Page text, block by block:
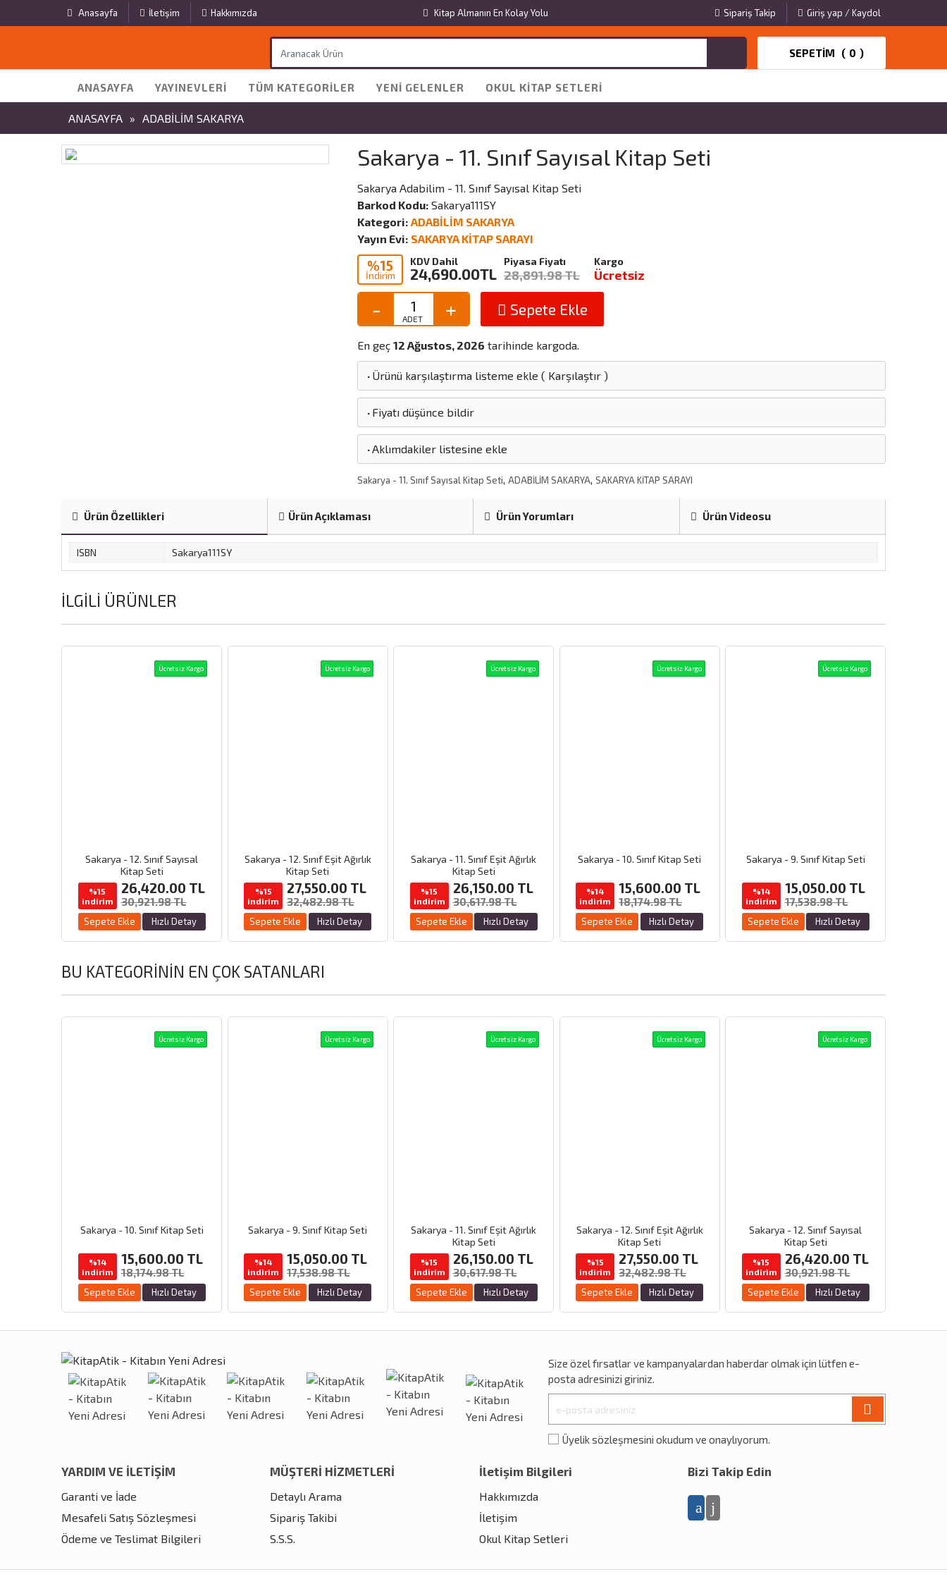
Anasayfa İletişim Hakkımızda Kitap Almanın En Kolay Yolu Sipariş Takip Giriş yap / Kaydol
SEPETIM ( 0 )
ANASAYFA YAYINEVLERI TÜM KATEGORILER YENI GELENLER OKUL KITAP SETLERI
ANASAYFA » ADABİLİM SAKARYA
Sakarya - 11. Sınıf Sayısal Kitap Seti
Sakarya Adabilim - 11. Sınıf Sayısal Kitap Seti
Barkod Kodu: Sakarya111SY
Kategori: ADABİLİM SAKARYA
Yayın Evi: SAKARYA KİTAP SARAYI
%15
İndirim
KDV Dahil
24,690.00TL
Piyasa Fiyatı
28,891.98 TL
Kargo
Ücretsiz
Sepete Ekle
En geç 12 Ağustos, 2026 tarihinde kargoda.
· Ürünü karşılaştırma listeme ekle ( Karşılaştır )
· Fiyatı düşünce bildir
·Aklımdakiler listesine ekle
Sakarya - 11. Sınıf Sayısal Kitap Seti, ADABİLİM SAKARYA, SAKARYA KİTAP SARAYI
Ürün Özellikleri Ürün Açıklaması Ürün Yorumları Ürün Videosu
ISBN Sakarya111SY
İLGILI ÜRÜNLER
Ücretsiz Kargo
Sakarya - 12. Sınıf Sayısal
Kitap Seti
%15
indirim
26,420.00 TL
30,921.98 TL
Sepete Ekle Hızlı Detay
Ücretsiz Kargo
Sakarya - 12. Sınıf Eşit Ağırlık
Kitap Seti
%15
indirim
27,550.00 TL
32,482.98 TL
Sepete Ekle Hızlı Detay
Ücretsiz Kargo
Sakarya - 11. Sınıf Eşit Ağırlık
Kitap Seti
%15
indirim
26,150.00 TL
30,617.98 TL
Sepete Ekle Hızlı Detay
Ücretsiz Kargo
Sakarya - 10. Sınıf Kitap Seti
%14
indirim
15,600.00 TL
18,174.98 TL
Sepete Ekle Hızlı Detay
Ücretsiz Kargo
Sakarya - 9. Sınıf Kitap Seti
%14
indirim
15,050.00 TL
17,538.98 TL
Sepete Ekle Hızlı Detay
BU KATEGORININ EN ÇOK SATANLARI
Ücretsiz Kargo
Sakarya - 10. Sınıf Kitap Seti
%14
indirim
15,600.00 TL
18,174.98 TL
Sepete Ekle Hızlı Detay
Ücretsiz Kargo
Sakarya - 9. Sınıf Kitap Seti
%14
indirim
15,050.00 TL
17,538.98 TL
Sepete Ekle Hızlı Detay
Ücretsiz Kargo
Sakarya - 11. Sınıf Eşit Ağırlık
Kitap Seti
%15
indirim
26,150.00 TL
30,617.98 TL
Sepete Ekle Hızlı Detay
Ücretsiz Kargo
Sakarya - 12. Sınıf Eşit Ağırlık
Kitap Seti
%15
indirim
27,550.00 TL
32,482.98 TL
Sepete Ekle Hızlı Detay
Ücretsiz Kargo
Sakarya - 12. Sınıf Sayısal
Kitap Seti
%15
indirim
26,420.00 TL
30,921.98 TL
Sepete Ekle Hızlı Detay
Size özelfırsatlarvekampanyalardan haberdar olmak için lütfen e-
posta adresinizi giriniz.
Üyelik sözleşmesini okudum ve onaylıyorum.
YARDIM VE İLETİŞİM
Garanti ve İade
Mesafeli Satış Sözleşmesi
Ödeme ve Teslimat Bilgileri
MÜŞTERİ HİZMETLERİ
Detaylı Arama
Sipariş Takibi
S.S.S.
İletişim Bilgileri
Hakkımızda
İletişim
Okul Kitap Setleri
Bizi Takip Edin